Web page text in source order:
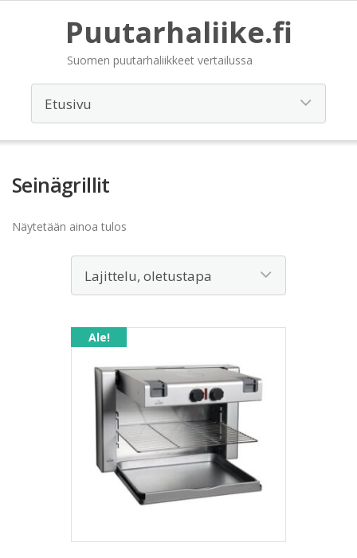
Puutarhaliike.fi
Suomen puutarhaliikkeet vertailussa
Seinägrillit
Näytetään ainoa tulos
Ale!